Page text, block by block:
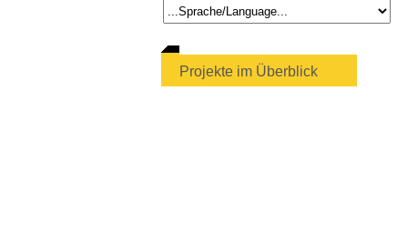
Projekte im Überblick